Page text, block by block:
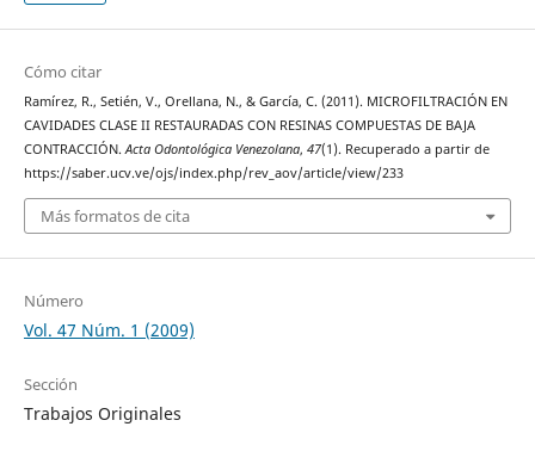
Cómo citar
Ramírez, R., Setién, V., Orellana, N., & García, C. (2011). MICROFILTRACIÓN EN
CAVIDADES CLASE II RESTAURADAS CON RESINAS COMPUESTAS DE BAJA
CONTRACCIÓN.Acta Odontológica Venezolana, 47(1). Recuperado a partir de
https://saber.ucv.ve/ojs/index.php/rev_aov/article/view/233
Más formatos de cita
Número
Vol. 47 Núm. 1 (2009)
Sección
Trabajos Originales